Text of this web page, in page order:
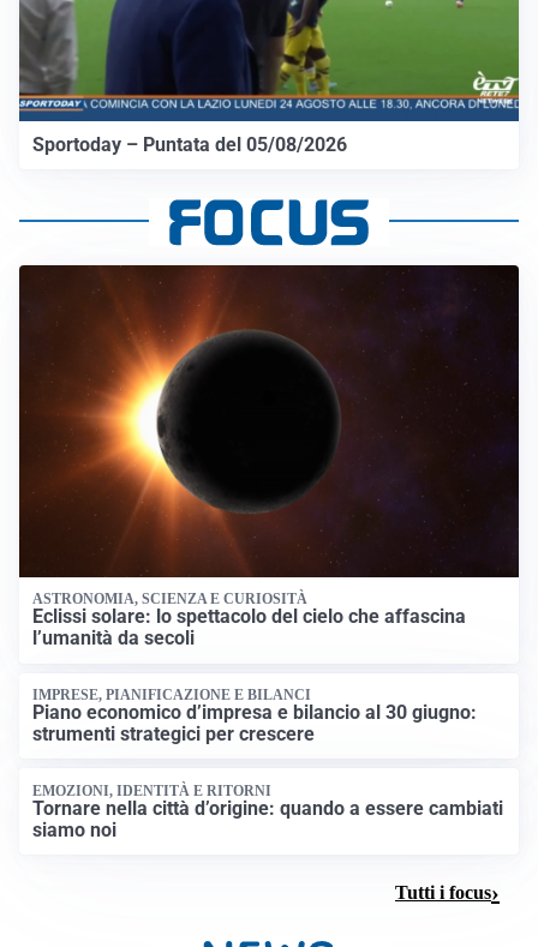
Sportoday – Puntata del 05/08/2026
ASTRONOMIA, SCIENZA E CURIOSITÀ
Eclissi solare: lo spettacolo del cielo che affascina
l’umanità da secoli
IMPRESE, PIANIFICAZIONE E BILANCI
Piano economico d’impresa e bilancio al 30 giugno:
strumenti strategici per crescere
EMOZIONI, IDENTITÀ E RITORNI
Tornare nella città d’origine: quando a essere cambiati
siamo noi
Tutti i focus